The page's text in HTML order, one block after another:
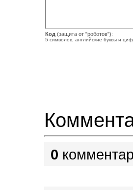
Код (защита от "роботов"):
5 символов, английские буквы и
0